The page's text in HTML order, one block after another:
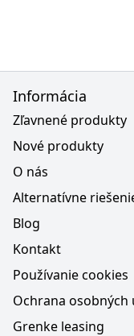
Informácia
Zľavnené produkty
Nové produkty
O nás
Alternatívne
Blog
Kontakt
Používanie cookies
Ochrana osobných
Grenke leasing